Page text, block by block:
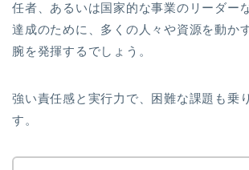
任者、あるいは国家的な事業のリーダー
達成のために、多くの人々や資源を動か
腕を発揮するでしょう。
強い責任感と実行力で、困難な課題も乗
す。